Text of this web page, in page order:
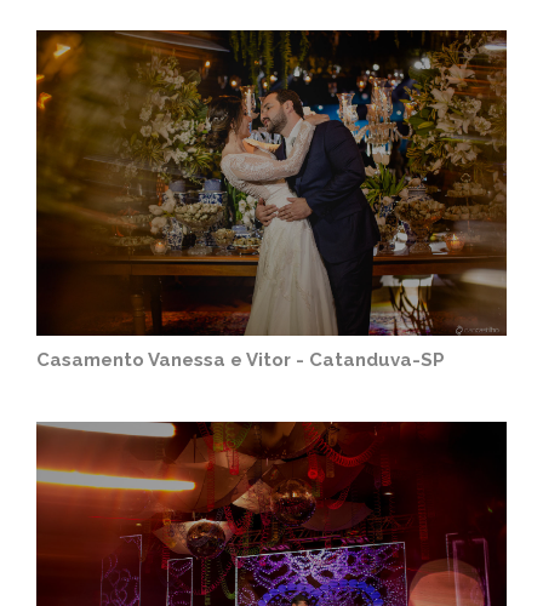
Casamento Vanessa e Vitor - Catanduva-SP